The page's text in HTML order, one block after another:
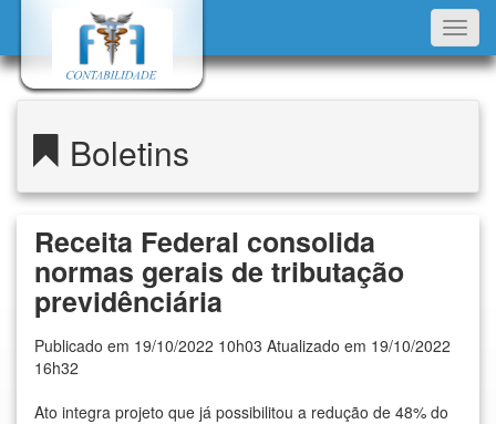
Boletins
Receita Federal consolida
normas gerais de tributação
previdênciária
Publicado em 19/10/2022 10h03 Atualizado em 19/10/2022
16h32
Ato integra projeto que já possibilitou a redução de 48% do